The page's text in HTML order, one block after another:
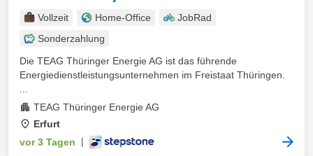
Vollzeit Home-Office
JobRad
Sonderzahlung
Die TEAG Thüringer Energie AG ist das führende
Energiedienstleistungsunternehmen im Freistaat Thüringen.
TEAG Thüringer Energie AG
Erfurt
vor 3 Tagen